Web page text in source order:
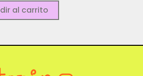
al carrito